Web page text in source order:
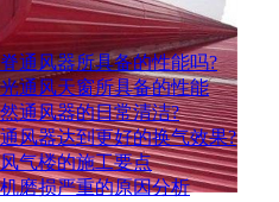
通风器所具备的性能吗?
通风天窗所具备的性能
通风器的日常清洁?
风器达到更好的换气效果?
气楼的施工要点
磨损严重的原因分析